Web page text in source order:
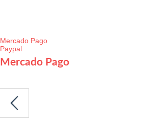
Mercado Pago
Paypal
Mercado Pago